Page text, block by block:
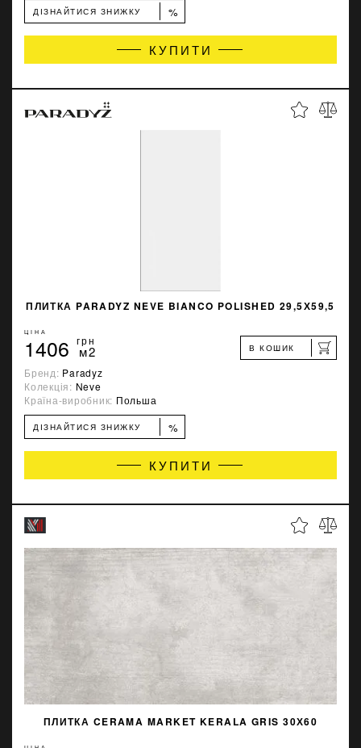
ДІЗНАЙТИСЯ ЗНИЖКУ %
КУПИТИ
ПЛИТКА PARADYZ NEVE BIANCO POLISHED 29,5Х59,5
ЦІНА
1406 грн
м2 В КОШИК
Бренд: Paradyz
Колекція: Neve
Країна-виробник: Польша
ДІЗНАЙТИСЯ ЗНИЖКУ %
КУПИТИ
ПЛИТКА CERAMA MARKET KERALA GRIS 30Х60